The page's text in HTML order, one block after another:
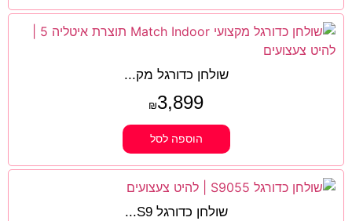
שולחן כדורגל מק...
₪3,899
הוספה לסל
שולחן כדורגל S9...